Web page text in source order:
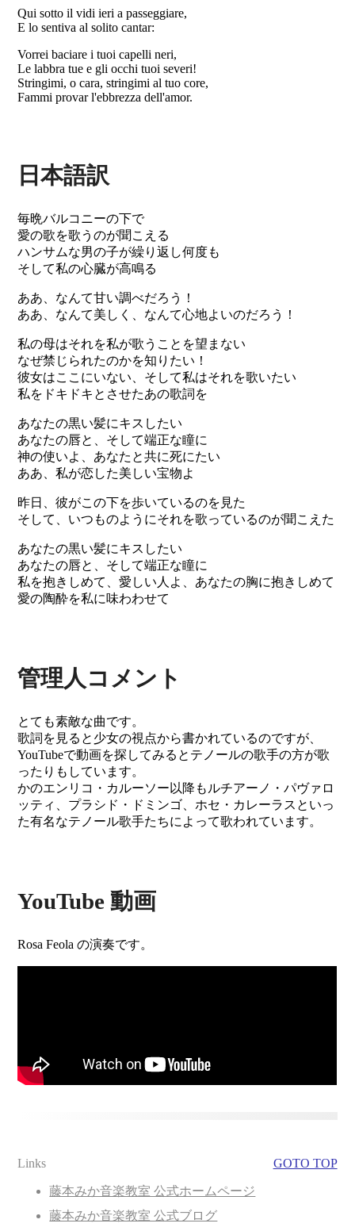
Qui sotto il vidi ieri a passeggiare,
E lo sentiva al solito cantar:
Vorrei baciare i tuoi capelli neri,
Le labbra tue e gli occhi tuoi severi!
Stringimi, o cara, stringimi al tuo core,
Fammi provar l'ebbrezza dell'amor.
日本語訳
毎晩バルコニーの下で
愛の歌を歌うのが聞こえる
ハンサムな男の子が繰り返し何度も
そして私の心臓が高鳴る
ああ、なんて甘い調べだろう！
ああ、なんて美しく、なんて心地よいのだろう！
私の母はそれを私が歌うことを望まない
なぜ禁じられたのかを知りたい！
彼女はここにいない、そして私はそれを歌いたい
私をドキドキとさせたあの歌詞を
あなたの黒い髪にキスしたい
あなたの唇と、そして端正な瞳に
神の使いよ、あなたと共に死にたい
ああ、私が恋した美しい宝物よ
昨日、彼がこの下を歩いているのを見た
そして、いつものようにそれを歌っているのが聞こえた
あなたの黒い髪にキスしたい
あなたの唇と、そして端正な瞳に
私を抱きしめて、愛しい人よ、あなたの胸に抱きしめて
愛の陶酔を私に味わわせて
管理人コメント
とても素敵な曲です。
歌詞を見ると少女の視点から書かれているのですが、
YouTubeで動画を探してみるとテノールの歌手の方が歌
ったりもしています。
かのエンリコ・カルーソー以降もルチアーノ・パヴァロ
ッティ、プラシド・ドミンゴ、ホセ・カレーラスといっ
た有名なテノール歌手たちによって歌われています。
YouTube 動画
Rosa Feola の演奏です。
GOTO TOP
Links
藤本みか音楽教室 公式ホームページ
藤本みか音楽教室 公式ブログ